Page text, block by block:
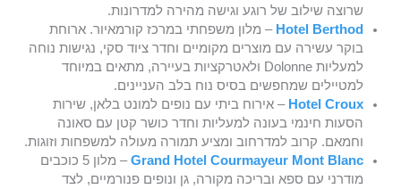
שרוצה שילוב של רוגע וגישה מהירה למדרונות.
Hotel Berthod – מלון משפחתי במרכז קורמאיור. ארוחת
בוקר עשירה עם מוצרים מקומיים וחדר ציוד סקי, נגישות נוחה
למעליות Dolonne ולאטרקציות בעיירה, מתאים במיוחד
למטיילים שמחפשים בסיס נוח בלב העניינים.
Hotel Croux – אירוח ביתי עם נופים למונט בלאן, שירות
הסעות חינמי בעונה למעליות וחדר כושר קטן עם סאונה
וחמאם. קרוב למדרחוב ומציע תמורה מעולה למשפחות וזוגות.
Grand Hotel Courmayeur Mont Blanc
– מלון 5 כוכבים
מודרני עם ספא ובריכה מקורה, גן ונופים פנורמיים, לצד